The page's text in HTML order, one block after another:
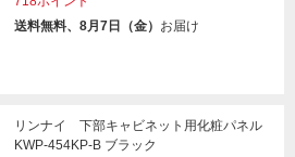
送料無料、8月7日（金） お届け
リンナイ 下部キャビネット用化粧パネル
KWP-454KP-B ブラック